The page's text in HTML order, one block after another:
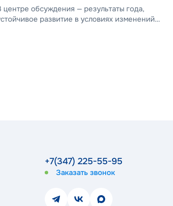
центре обсуждения — результаты года,
развитие в условиях изменений и
рынка качественного жилья
+7(347) 225-55-95
Заказать звонок